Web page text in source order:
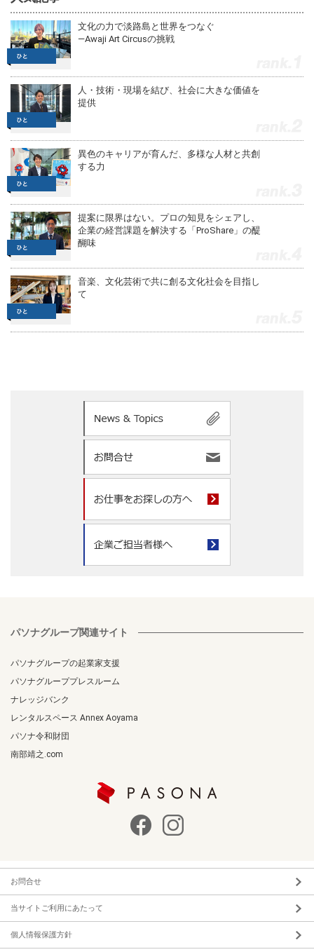
文化の力で淡路島と世界をつなぐ
—Awaji Art Circusの挑戦
人・技術・現場を結び、社会に大きな価値を
提供
異色のキャリアが育んだ、多様な人材と共創
する力
提案に限界はない。プロの知見をシェアし、
企業の経営課題を解決する「ProShare」の醍
醐味
音楽、文化芸術で共に創る文化社会を目指し
て
パソナグループ関連サイト
パソナグループの起業家支援
パソナグループプレスルーム
ナレッジバンク
レンタルスペース Annex Aoyama
パソナ令和財団
南部靖之.com
お問合せ
当サイトご利用にあたって
個人情報保護方針